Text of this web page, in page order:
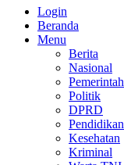
Login
Beranda
Menu
Berita
Nasional
Pemerintah
Politik
DPRD
Pendidikan
Kesehatan
Kriminal